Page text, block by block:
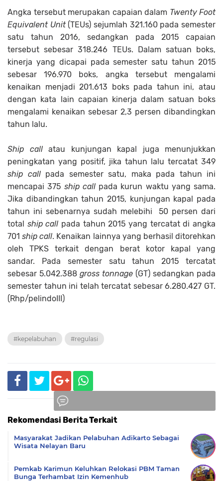
Angka tersebut merupakan capaian dalam Twenty Foot
Equivalent Unit(TEUs) sejumlah 321.160 pada semester
satu tahun 2016, sedangkan pada 2015 capaian
tersebut sebesar 318.246 TEUs. Dalam satuan boks,
kinerja yang dicapai pada semester satu tahun 2015
sebesar 196.970 boks, angka tersebut mengalami
kenaikan menjadi 201.613 boks pada tahun ini, atau
dengan kata lain capaian kinerja dalam satuan boks
mengalami kenaikan sebesar 2,3 persen dibandingkan
tahun lalu.
Ship callatau kunjungan kapal juga menunjukkan
peningkatan yang positif, jika tahun lalu tercatat 349
ship callpada semester satu, maka pada tahun ini
mencapai 375 ship callpada kurun waktu yang sama.
Jika dibandingkan tahun 2015, kunjungan kapal pada
tahun ini sebenarnya sudah melebihi 50 persen dari
total ship call pada tahun 2015 yang tercatat di angka
701ship call. Kenaikan lainnya yang berhasil ditorehkan
oleh TPKS terkait dengan berat kotor kapal yang
sandar. Pada semester satu tahun 2015 tercatat
sebesar 5.042.388 gross tonnage (GT) sedangkan pada
semester tahun ini telah tercatat sebesar 6.280.427 GT.
(Rhp/pelindoIII)
#kepelabuhan #regulasi
Rekomendasi Berita Terkait
Masyarakat Jadikan Pelabuhan Adikarto Sebagai
Wisata Nelayan Baru
Pemkab Karimun Keluhkan Relokasi PBM Taman
Bunga Terhambat Izin Kemenhub